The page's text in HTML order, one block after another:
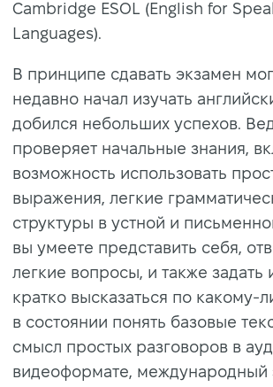
Cambridge ESOL (English for
Languages).
В принципе сдавать экзамен
недавно начал изучать
добился небольших успехов.
проверяет начальные знания,
возможность использовать
выражения, легкие
структуры в устной и
вы умеете представить себя,
легкие вопросы, и также задать
кратко высказаться по какому-
в состоянии понять базовые
смысл простых разговоров в
видеоформате, международный